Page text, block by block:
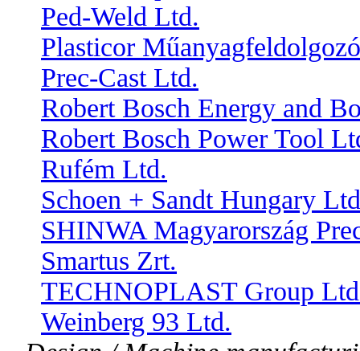
Ped-Weld Ltd.
Plasticor
Prec-Cast Ltd.
Robert Bosch Energy and
Robert Bosch Power Tool
Rufém Ltd.
Schoen + Sandt Hungary
SHINWA Magyarország
Smartus Zrt.
TECHNOPLAST Group
Weinberg 93 Ltd.